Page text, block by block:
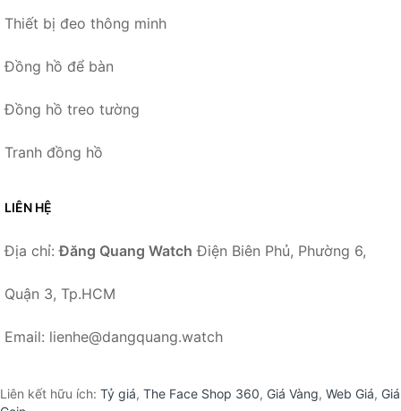
Thiết bị đeo thông minh
Đồng hồ để bàn
Đồng hồ treo tường
Tranh đồng hồ
LIÊN HỆ
Địa chỉ:Đăng Quang Watch Điện Biên Phủ, Phường 6,
Quận 3, Tp.HCM
Email: lienhe@dangquang.watch
Liên kết hữu ích: Tỷ giá, The Face Shop 360, Giá Vàng, Web Giá, Giá